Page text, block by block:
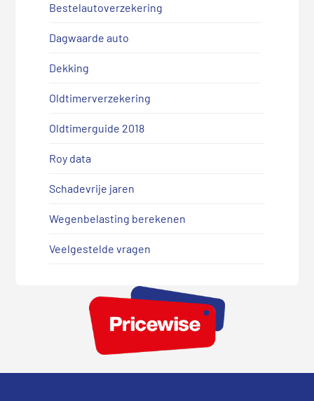
Bestelautoverzekering
Dagwaarde auto
Dekking
Oldtimerverzekering
Oldtimerguide 2018
Roy data
Schadevrije jaren
Wegenbelasting berekenen
Veelgestelde vragen